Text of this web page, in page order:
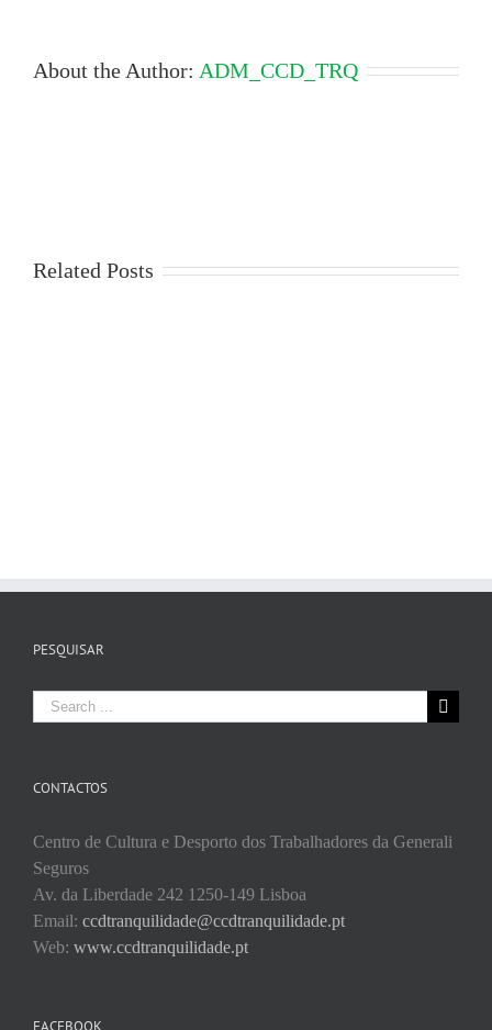
About the Author: ADM_CCD_TRQ
Related Posts
PESQUISAR
Search
for:
CONTACTOS
Centro de Cultura e Desporto dos Trabalhadores da Generali
Seguros
Av. da Liberdade 242 1250-149 Lisboa
Email: ccdtranquilidade@ccdtranquilidade.pt
Web: www.ccdtranquilidade.pt
FACEBOOK